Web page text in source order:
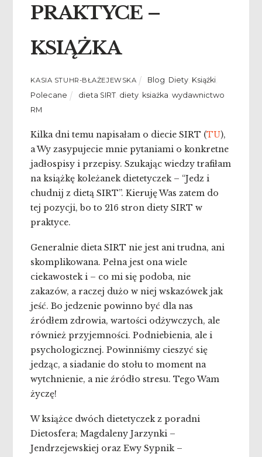
PRAKTYCE –
KSIĄŻKA
KASIA STUHR-BŁAŻEJEWSKA Blog Diety Książki
Polecane
dieta SIRT diety ksiażka ,wydawnictwo
RM
Kilka dni temu napisałam o diecie SIRT (TU),
a Wy zasypujecie mnie pytaniami o konkretne
jadłospisy i przepisy. Szukając wiedzy trafiłam
na książkę koleżanek dietetyczek – “Jedz i
chudnij z dietą SIRT”. Kieruję Was zatem do
tej pozycji, bo to 216 stron diety SIRT w
praktyce.
Generalnie dieta SIRT nie jest ani trudna, ani
skomplikowana. Pełna jest ona wiele
ciekawostek i – co mi się podoba, nie
zakazów, a raczej dużo w niej wskazówek jak
jeść. Bo jedzenie powinno być dla nas
źródłem zdrowia, wartości odżywczych, ale
również przyjemności. Podniebienia, ale i
psychologicznej. Powinniśmy cieszyć się
jedząc, a siadanie do stołu to moment na
wytchnienie, a nie źródło stresu. Tego Wam
życzę!
W książce dwóch dietetyczek z poradni
Dietosfera; Magdaleny Jarzynki –
Jendrzejewskiej oraz Ewy Sypnik –